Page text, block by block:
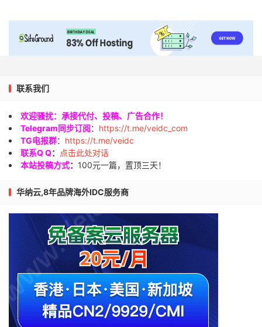
联系我们
欢迎骚扰：承接代付、投稿、广告合作！
Telegram同步订阅： https://t.me/veidc_com
TG电报群： https://t.me/veidc
联系Q Q：
点击此处对话
本站投稿方式： 100元一篇，置顶三天！
华纳云,8年品牌海外IDC服务商